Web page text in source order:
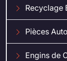
Recyclage
Pièces
Engins de